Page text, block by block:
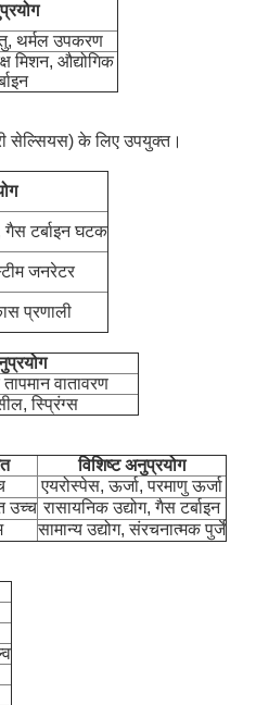
थर्मल उपकरण
मिशन, औद्योगिक
सेल्सियस) के लिए उपयुक्त।
गैस टर्बाइन घटक
जनरेटर
प्रणाली
वातावरण
स्प्रिंग्स
विशिष्ट अनुप्रयोग
एयरोस्पेस, ऊर्जा, परमाणु ऊर्जा
उच्च रासायनिक उद्योग, गैस टर्बाइन
सामान्य उद्योग, संरचनात्मक पुर्जे